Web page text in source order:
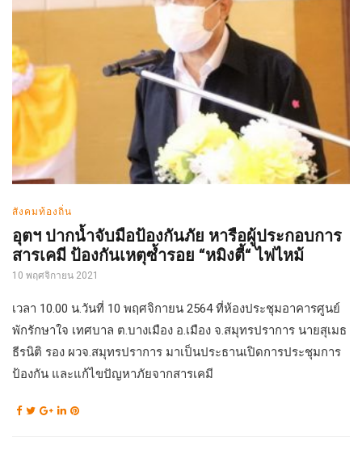
สังคมท้องถิ่น
อุตฯ ปากน้ำจับมือป้องกันภัย หารือผู้ประกอบการ
สารเคมี ป้องกันเหตุซ้ำรอย “หมิงตี้“ ไฟไหม้
10 พฤศจิกายน 2021
เวลา 10.00 น.วันที่ 10 พฤศจิกายน 2564 ที่ห้องประชุมอาคารศูนย์
พักรักษาใจ เทศบาล ต.บางเมือง อ.เมือง จ.สมุทรปราการ นายสุเมธ
ธีรนิติ รอง ผวจ.สมุทรปราการ มาเป็นประธานเปิดการประชุมการ
ป้องกัน และแก้ไขปัญหาภัยจากสารเคมี